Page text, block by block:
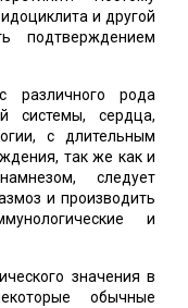
и другой
подтверждением
различного рода
системы, сердца,
с длительным
так же как и
следует
и производить
и
значения в
обычные